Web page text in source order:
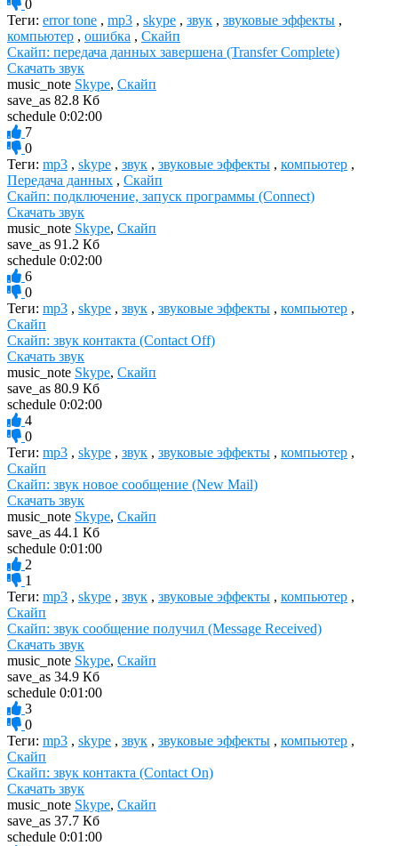
0
Теги: error tone , mp3 , skype , звук , звуковые эффекты ,
компьютер , ошибка , Скайп
Скайп: передача данных завершена (Transfer Complete)
Скачать звук
music_note Skype, Скайп
save_as 82.8 Кб
schedule 0:02:00
7
0
Теги: mp3 , skype , звук , звуковые эффекты , компьютер ,
Передача данных , Скайп
Скайп: подключение, запуск программы (Connect)
Скачать звук
music_note Skype, Скайп
save_as 91.2 Кб
schedule 0:02:00
6
0
Теги: mp3 , skype , звук , звуковые эффекты , компьютер ,
Скайп
Скайп: звук контакта (Contact Off)
Скачать звук
music_note Skype, Скайп
save_as 80.9 Кб
schedule 0:02:00
4
0
Теги: mp3 , skype , звук , звуковые эффекты , компьютер ,
Скайп
Скайп: звук новое сообщение (New Mail)
Скачать звук
music_note Skype, Скайп
save_as 44.1 Кб
schedule 0:01:00
2
1
Теги: mp3 , skype , звук , звуковые эффекты , компьютер ,
Скайп
Скайп: звук сообщение получил (Message Received)
Скачать звук
music_note Skype, Скайп
save_as 34.9 Кб
schedule 0:01:00
3
0
Теги: mp3 , skype , звук , звуковые эффекты , компьютер ,
Скайп
Скайп: звук контакта (Contact On)
Скачать звук
music_note Skype, Скайп
save_as 37.7 Кб
schedule 0:01:00